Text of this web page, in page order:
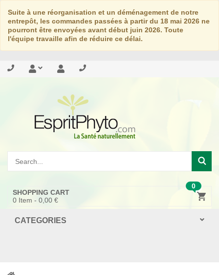
Suite à une réorganisation et un déménagement de notre
entrepôt, les commandes passées à partir du 18 mai 2026 ne
pourront être envoyées avant début juin 2026. Toute
l'équipe travaille afin de réduire ce délai.
0
SHOPPING CART
0 Item - 0,00 €
CATEGORIES